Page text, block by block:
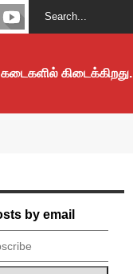
கிடைக்கிறது.
by email